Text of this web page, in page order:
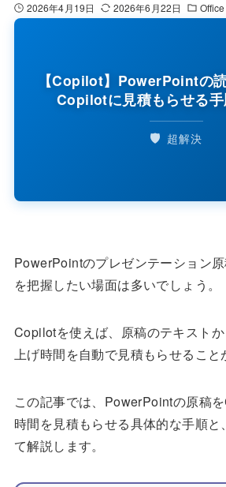
2026年4月19日 2026年6月22日
【Copilot】PowerPointの
Copilotに見積もらせる
🛡️ 超解決
PowerPointのプレゼンテーション
を把握したい場面は多いでしょう。
Copilotを使えば、原稿のテキスト
上げ時間を自動で見積もらせること
この記事では、PowerPointの原稿
時間を見積もらせる具体的な手順
て解説します。